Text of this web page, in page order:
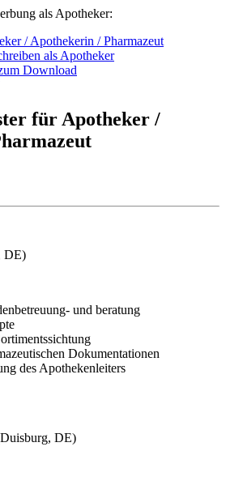
als Apotheker:
/ Apothekerin / Pharmazeut
als Apotheker
Download
für Apotheker /
DE)
und beratung
Dokumentationen
des Apothekenleiters
DE)